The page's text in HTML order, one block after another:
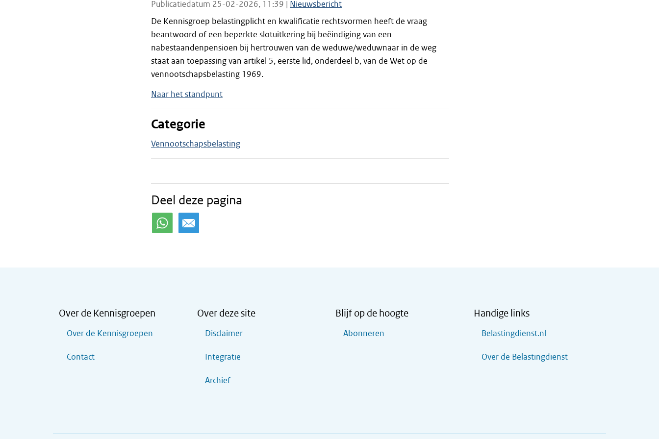
Publicatiedatum 25-02-2026, 11:39 | Nieuwsbericht
De Kennisgroep belastingplicht en kwalificatie rechtsvormen heeft de vraag
beantwoord of een beperkte slotuitkering bij beëindiging van een
nabestaandenpensioen bij hertrouwen van de weduwe/weduwnaar in de weg
staat aan toepassing van artikel 5, eerste lid, onderdeel b, van de Wet op de
vennootschapsbelasting 1969.
Naar het standpunt
Categorie
Vennootschapsbelasting
Deel deze pagina
Over de Kennisgroepen
Over de Kennisgroepen
Contact
Over deze site
Disclaimer
Integratie
Archief
Blijf op de hoogte
Abonneren
Handige links
Belastingdienst.nl
Over de Belastingdienst